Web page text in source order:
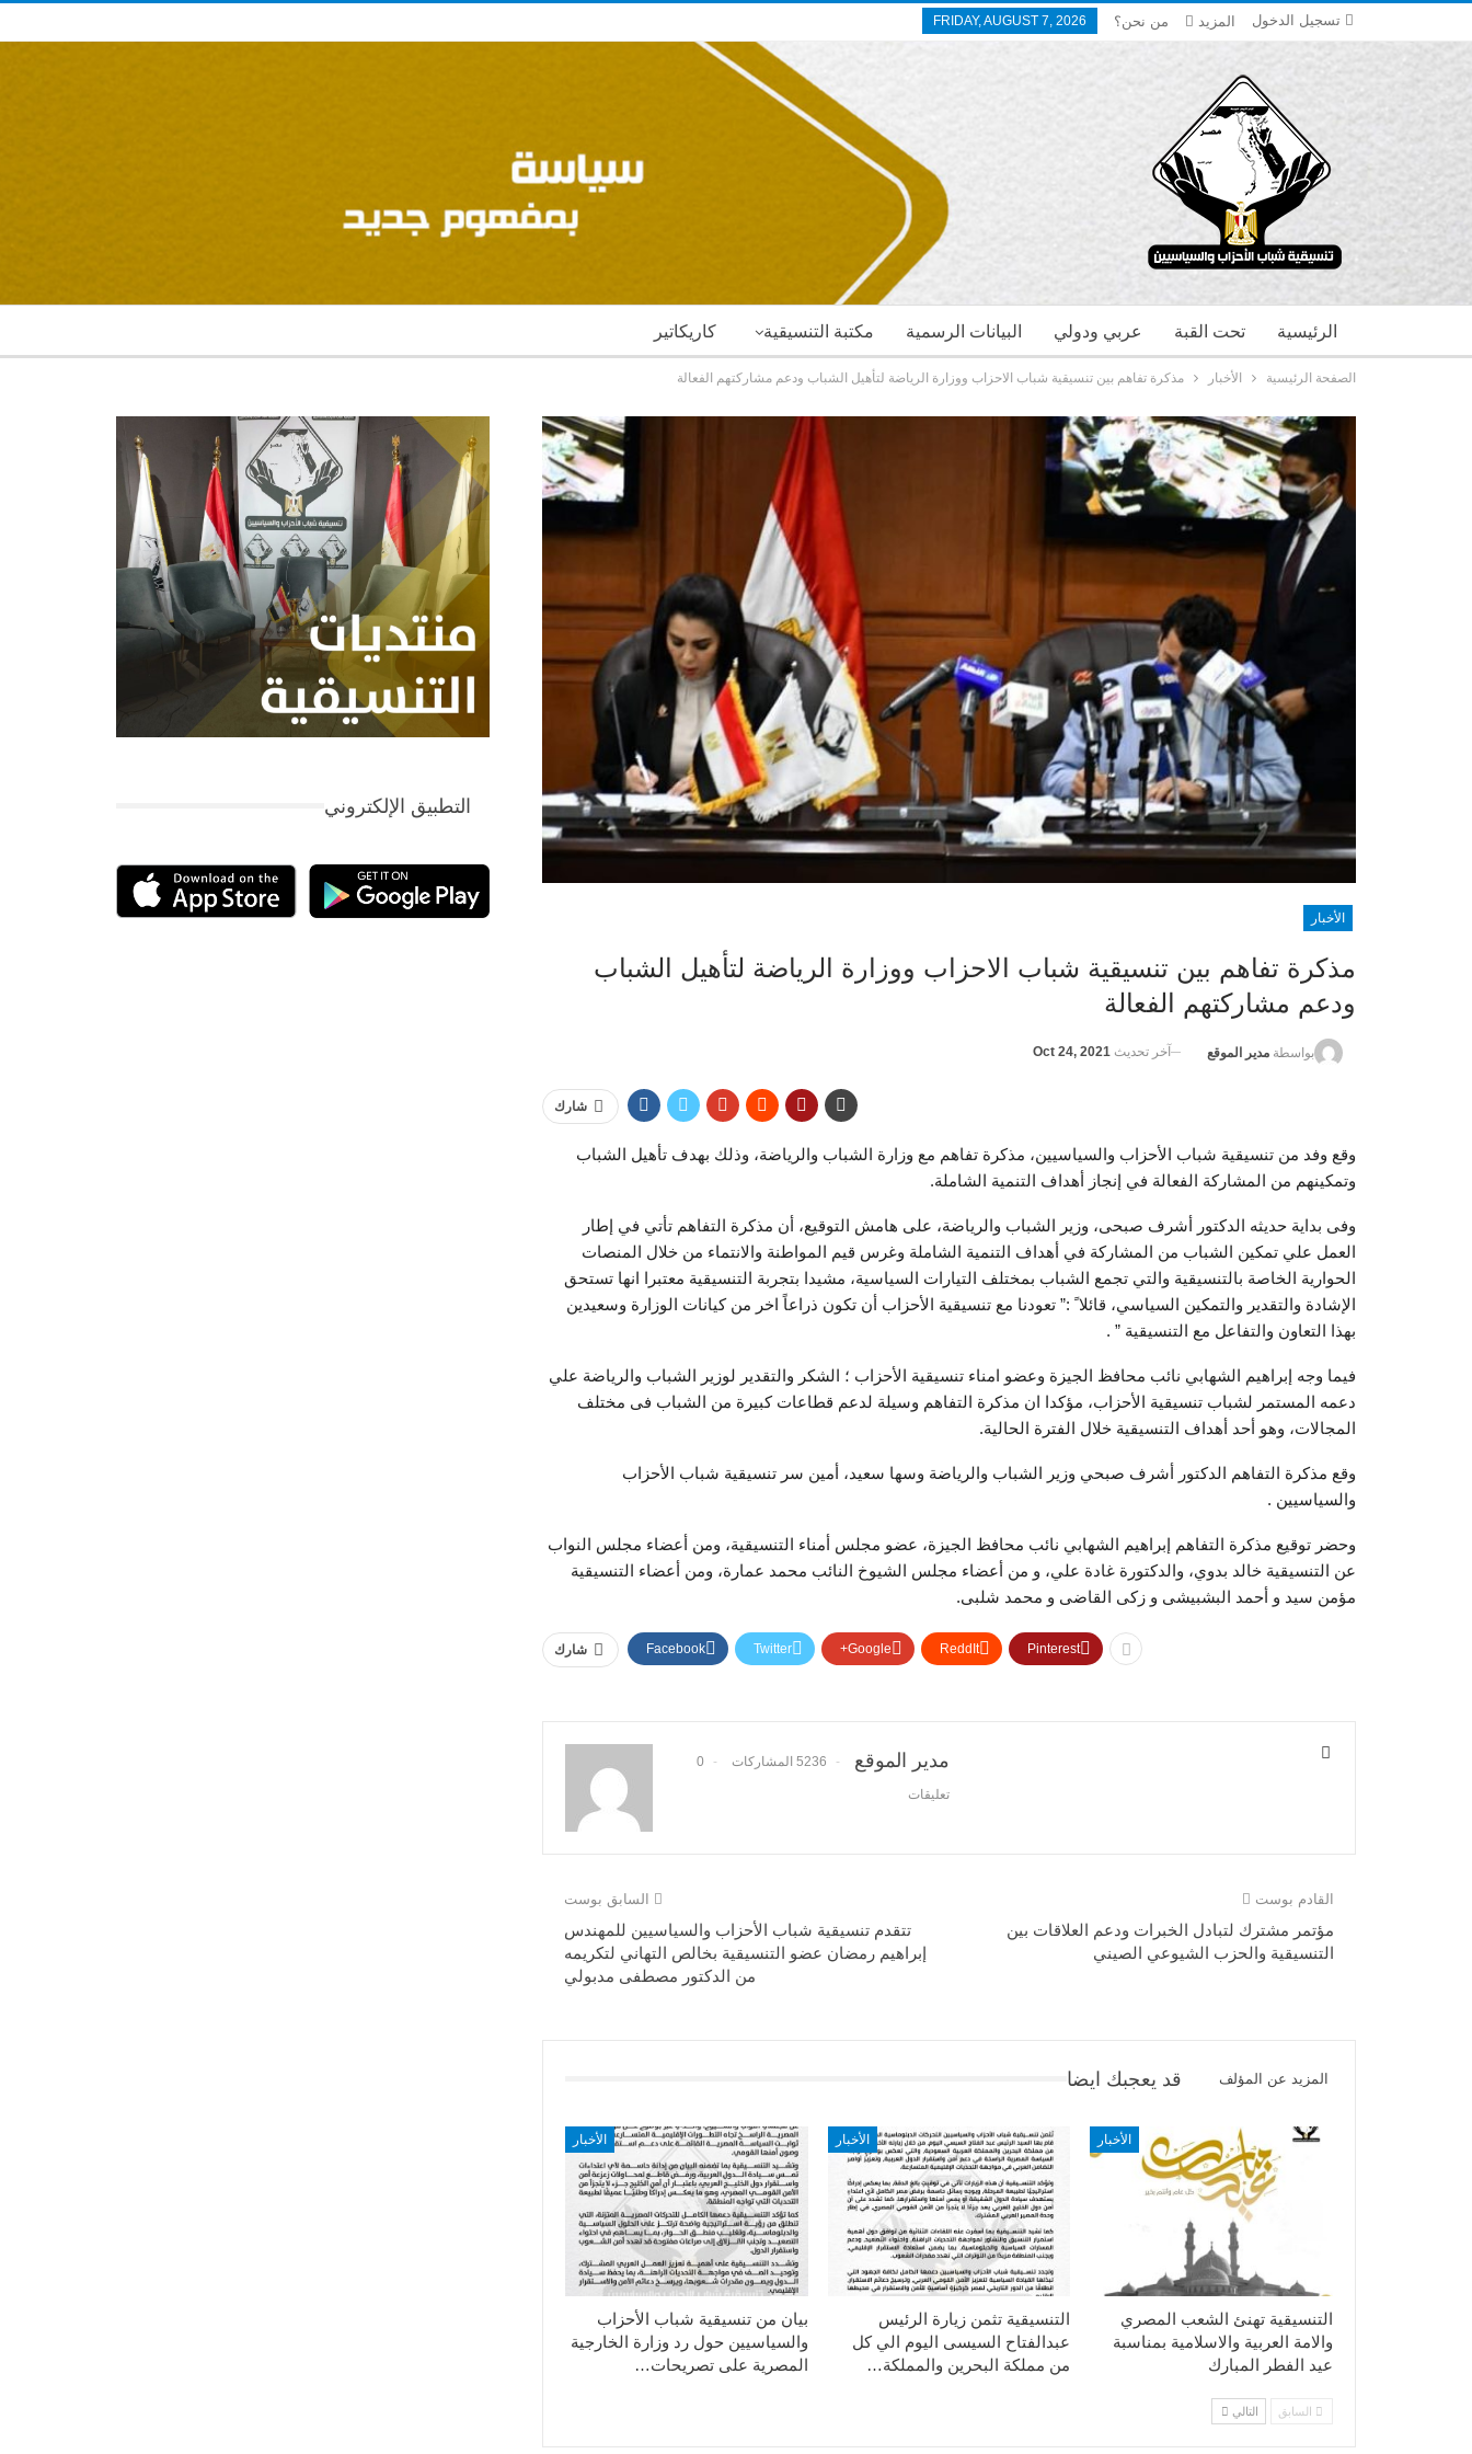
تسجيل الدخول FRIDAY, AUGUST 7, 2026 من نحن؟ المزيد
كاريكاتير مكتبة التنسيقية البيانات الرسمية عربي ودولي تحت القبة الرئيسية
الصفحة الرئيسية الأخبار مذكرة تفاهم بين تنسيقية شباب الاحزاب ووزارة الرياضة لتأهيل الشباب ودعم مشاركتهم الفعالة
الأخبار
مذكرة تفاهم بين تنسيقية شباب الاحزاب ووزارة الرياضة لتأهيل الشباب
ودعم مشاركتهم الفعالة
بواسطة مدير الموقع آخر تحديث Oct 24, 2021
شارك
وقع وفد من تنسيقية شباب الأحزاب والسياسيين، مذكرة تفاهم مع وزارة الشباب والرياضة، وذلك بهدف تأهيل الشباب
وتمكينهم من المشاركة الفعالة في إنجاز أهداف التنمية الشاملة.
وفى بداية حديثه الدكتور أشرف صبحى، وزير الشباب والرياضة، على هامش التوقيع، أن مذكرة التفاهم تأتي في إطار
العمل علي تمكين الشباب من المشاركة في أهداف التنمية الشاملة وغرس قيم المواطنة والانتماء من خلال المنصات
الحوارية الخاصة بالتنسيقية والتي تجمع الشباب بمختلف التيارات السياسية، مشيدا بتجربة التنسيقية معتبرا انها تستحق
الإشادة والتقدير والتمكين السياسي، قائلا ً :” تعودنا مع تنسيقية الأحزاب أن تكون ذراعاً اخر من كيانات الوزارة وسعيدين
بهذا التعاون والتفاعل مع التنسيقية ” .
فيما وجه إبراهيم الشهابي نائب محافظ الجيزة وعضو امناء تنسيقية الأحزاب ؛ الشكر والتقدير لوزير الشباب والرياضة علي
دعمه المستمر لشباب تنسيقية الأحزاب، مؤكدا ان مذكرة التفاهم وسيلة لدعم قطاعات كبيرة من الشباب فى مختلف
المجالات، وهو أحد أهداف التنسيقية خلال الفترة الحالية.
وقع مذكرة التفاهم الدكتور أشرف صبحي وزير الشباب والرياضة وسها سعيد، أمين سر تنسيقية شباب الأحزاب
والسياسيين .
وحضر توقيع مذكرة التفاهم إبراهيم الشهابي نائب محافظ الجيزة، عضو مجلس أمناء التنسيقية، ومن أعضاء مجلس النواب
عن التنسيقية خالد بدوي، والدكتورة غادة علي، و من أعضاء مجلس الشيوخ النائب محمد عمارة، ومن أعضاء التنسيقية
مؤمن سيد و أحمد البشبيشى و زكى القاضى و محمد شلبى.
شارك Facebook Twitter Google+ ReddIt Pinterest
مدير الموقع 5236 المشاركات 0
تعليقات
السابق بوست
تتقدم تنسيقية شباب الأحزاب والسياسيين للمهندس
إبراهيم رمضان عضو التنسيقية بخالص التهاني لتكريمه
من الدكتور مصطفى مدبولي
القادم بوست
مؤتمر مشترك لتبادل الخبرات ودعم العلاقات بين
التنسيقية والحزب الشيوعي الصيني
قد يعجبك ايضا المزيد عن المؤلف
الأخبار
بيان من تنسيقية شباب الأحزاب
والسياسيين حول رد وزارة الخارجية
المصرية على تصريحات…
الأخبار
التنسيقية تثمن زيارة الرئيس
عبدالفتاح السيسى اليوم الي كل
من مملكة البحرين والمملكة…
الأخبار
التنسيقية تهنئ الشعب المصري
والامة العربية والاسلامية بمناسبة
عيد الفطر المبارك
السابق التالي
التطبيق الإلكتروني